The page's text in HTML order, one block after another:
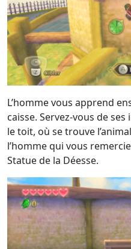
L’homme vous apprend
caisse. Servez-vous de
le toit, où se trouve
l’homme qui vous
Statue de la Déesse.